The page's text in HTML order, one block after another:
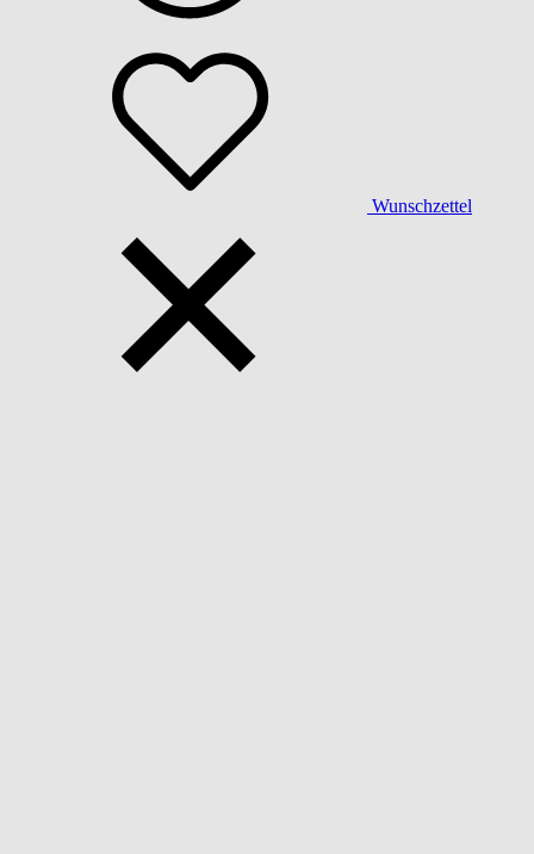
Wunschzettel